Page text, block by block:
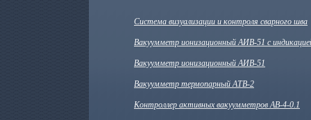
Система визуализации и контроля сварного шва
Вакуумметр ионизационный АИВ-51 с
Вакуумметр ионизационный АИВ-51
Вакуумметр термопарный АТВ-2
Контроллер активных вакуумметров АВ-4-0.1